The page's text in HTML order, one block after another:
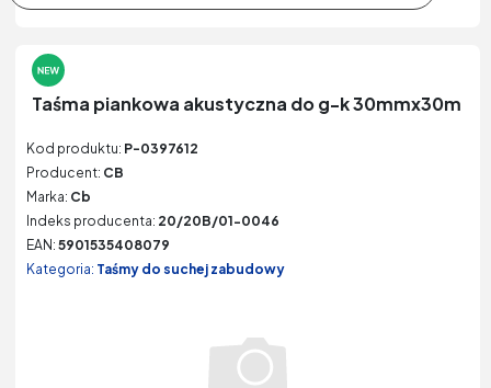
Taśma piankowa akustyczna do g-k 30mmx30m
Kod produktu: P-0397612
Producent: CB
Marka: Cb
Indeks producenta: 20/20B/01-0046
EAN: 5901535408079
Kategoria: Taśmy do suchej zabudowy